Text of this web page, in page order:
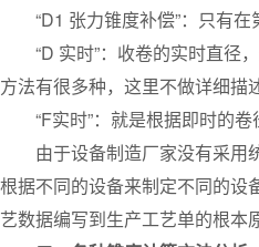
“D1 张力锥度补偿”：只有在
“D 实时”：收卷的实时直径，
方法有很多种，这里不做详细描
“F实时”：就是根据即时的卷
由于设备制造厂家没有采用统
根据不同的设备来制定不同的设
艺数据编写到生产工艺单的根本